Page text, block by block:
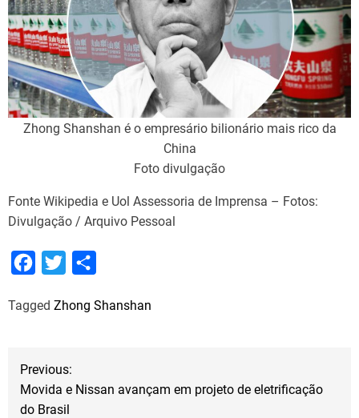
Zhong Shanshan é o empresário bilionário mais rico da
China
Foto divulgação
Fonte Wikipedia e Uol Assessoria de Imprensa – Fotos:
Divulgação / Arquivo Pessoal
c
o
i
r
a
Tagged Zhong Shanshan
NPrevious:
Movida e Nissan avançam em projeto de eletrificação
do Brasil